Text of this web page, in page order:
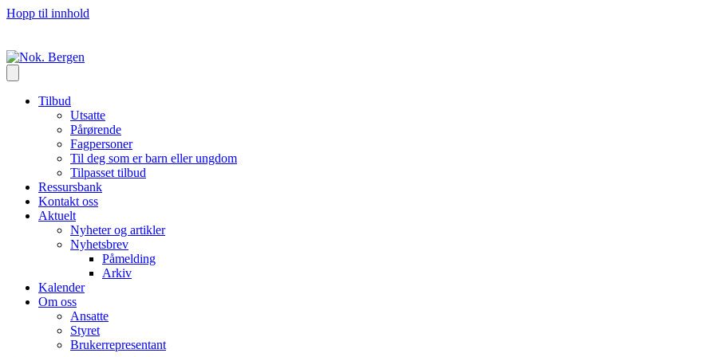
Hopp til innhold
Tilbud
Utsatte
Pårørende
Fagpersoner
Til deg som er barn eller ungdom
Tilpasset tilbud
Ressursbank
Kontakt oss
Aktuelt
Nyheter og artikler
Nyhetsbrev
Påmelding
Arkiv
Kalender
Om oss
Ansatte
Styret
Brukerrepresentant